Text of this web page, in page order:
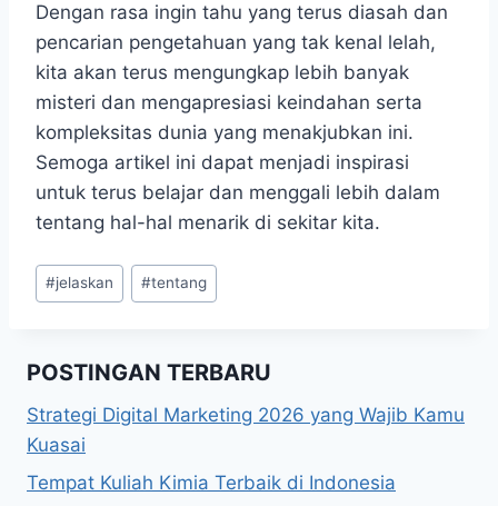
Dengan rasa ingin tahu yang terus diasah dan
pencarian pengetahuan yang tak kenal lelah,
kita akan terus mengungkap lebih banyak
misteri dan mengapresiasi keindahan serta
kompleksitas dunia yang menakjubkan ini.
Semoga artikel ini dapat menjadi inspirasi
untuk terus belajar dan menggali lebih dalam
tentang hal-hal menarik di sekitar kita.
Post
Tags:
#jelaskan #tentang
POSTINGAN TERBARU
Strategi Digital Marketing 2026 yang Wajib Kamu
Kuasai
Tempat Kuliah Kimia Terbaik di Indonesia